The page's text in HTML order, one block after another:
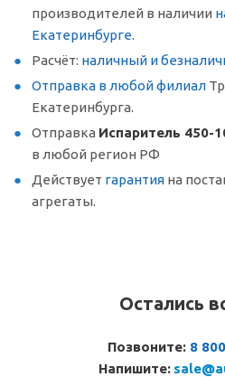
производителей в наличии
Екатеринбурге.
Расчёт: наличный и
Отправка в любой филиал
Екатеринбурга.
Отправка Испаритель 450-
в любой регион РФ
Действует гарантия на
агрегаты.
Остались
Позвоните: 8
Напишите: